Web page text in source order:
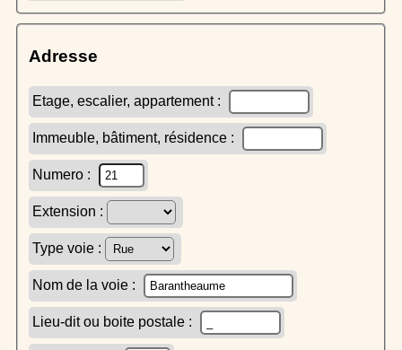
Adresse
Etage, escalier, appartement :
Immeuble, bâtiment, résidence :
Numero :
Extension :
Type voie :
Nom de la voie :
Lieu-dit ou boite postale :